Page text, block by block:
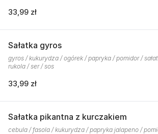
33,99 zł
Sałatka gyros
gyros / kukurydza / ogórek / papryka / pomidor /
rukola / ser / sos
33,99 zł
Sałatka pikantna z kurczakiem
cebula / fasola / kukurydza / papryka jalapeno /